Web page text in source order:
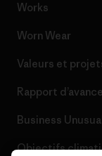
Works
Worn Wear
Valeurs et
Rapport
Business Unusual
Objectifs